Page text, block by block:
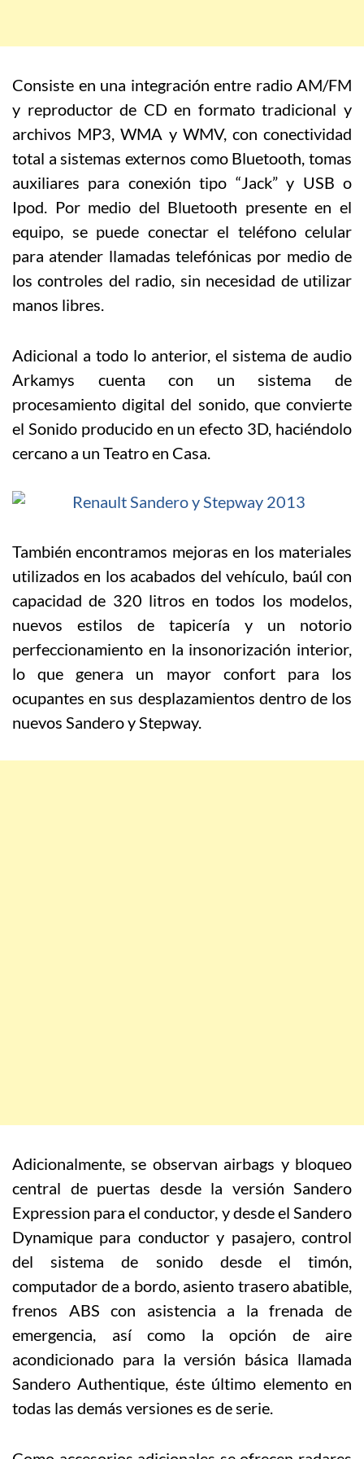
Consiste en una integración entre radio AM/FM
y reproductor de CD en formato tradicional y
archivos MP3, WMA y WMV, con conectividad
total a sistemas externos como Bluetooth, tomas
auxiliares para conexión tipo “Jack” y USB o
Ipod. Por medio del Bluetooth presente en el
equipo, se puede conectar el teléfono celular
para atender llamadas telefónicas por medio de
los controles del radio, sin necesidad de utilizar
manos libres.
Adicional a todo lo anterior, el sistema de audio
Arkamys cuenta con un sistema de
procesamiento digital del sonido, que convierte
el Sonido producido en un efecto 3D, haciéndolo
cercano a un Teatro en Casa.
También encontramos mejoras en los materiales
utilizados en los acabados del vehículo, baúl con
capacidad de 320 litros en todos los modelos,
nuevos estilos de tapicería y un notorio
perfeccionamiento en la insonorización interior,
lo que genera un mayor confort para los
ocupantes en sus desplazamientos dentro de los
nuevos Sandero y Stepway.
Adicionalmente, se observan airbags y bloqueo
central de puertas desde la versión Sandero
Expression para el conductor, y desde el Sandero
Dynamique para conductor y pasajero, control
del sistema de sonido desde el timón,
computador de a bordo, asiento trasero abatible,
frenos ABS con asistencia a la frenada de
emergencia, así como la opción de aire
acondicionado para la versión básica llamada
Sandero Authentique, éste último elemento en
todas las demás versiones es de serie.